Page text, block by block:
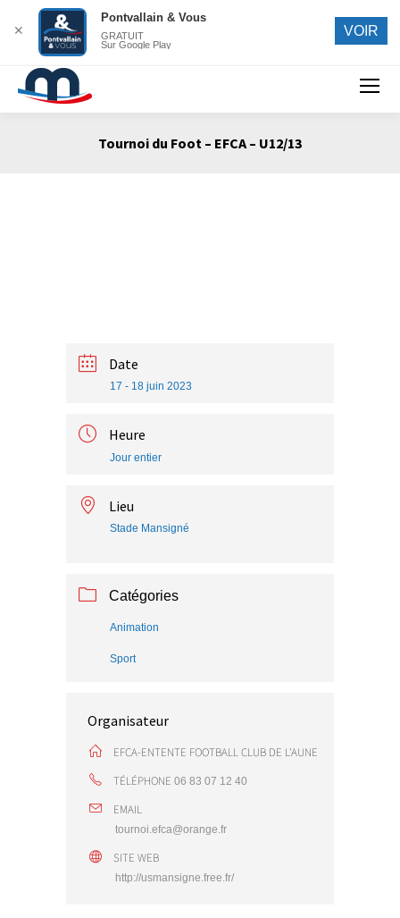
Tournoi du Foot – EFCA – U12/13
Date
17 - 18 juin 2023
Heure
Jour entier
Lieu
Stade Mansigné
Catégories
Animation
Sport
Organisateur
EFCA-ENTENTE FOOTBALL CLUB DE L'AUNE
TÉLÉPHONE 06 83 07 12 40
EMAIL
tournoi.efca@orange.fr
SITE WEB
http://usmansigne.free.fr/
✕
Pontvallain & Vous
GRATUIT
Sur Google Play
VOIR